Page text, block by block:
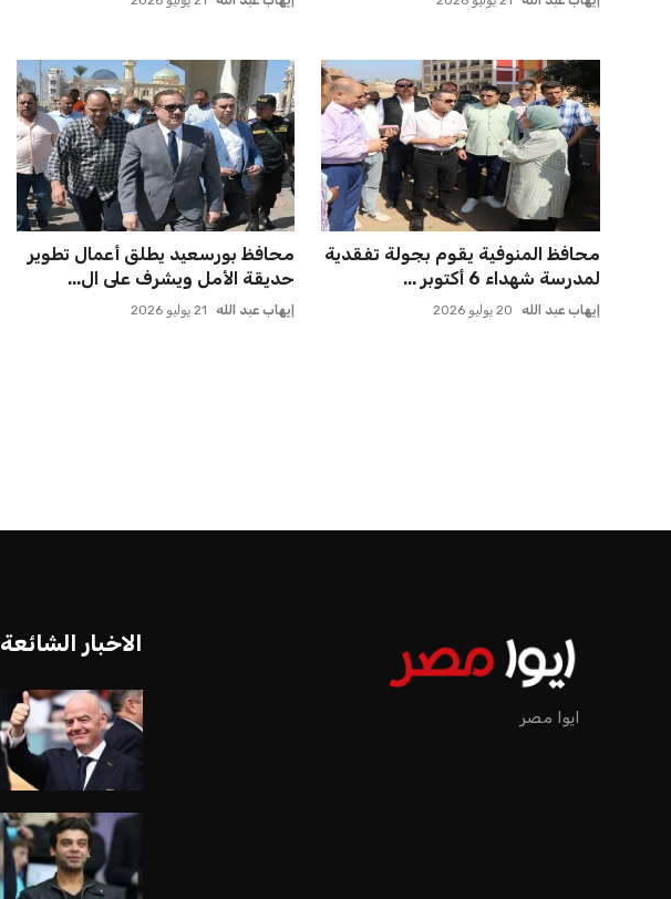
محافظ المنوفية يقوم بجولة تفقدية
لمدرسة شهداء 6 أكتوبر ...
إيهاب عبد الله 20 يوليو 2026
محافظ بورسعيد يطلق أعمال تطوير
حديقة الأمل ويشرف على ال...
إيهاب عبد الله 21 يوليو 2026
ايوا مصر
الاخبار الشائعة